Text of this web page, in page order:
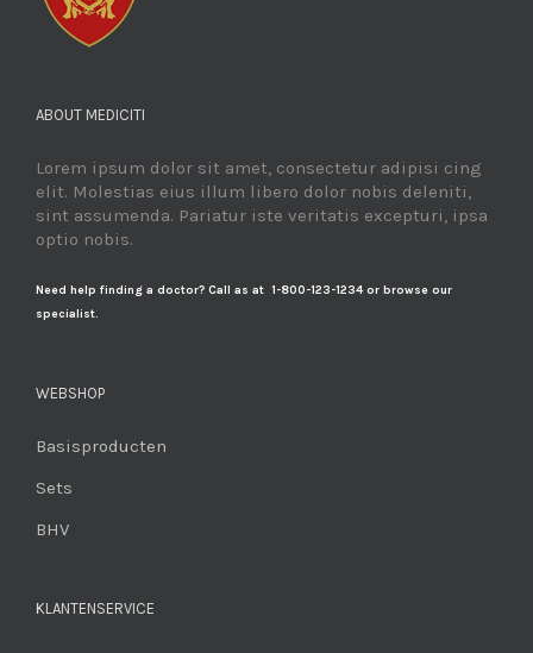
ABOUT MEDICITI
Lorem ipsum dolor sit amet, consectetur adipisi cing
elit. Molestias eius illum libero dolor nobis deleniti,
sint assumenda. Pariatur iste veritatis excepturi, ipsa
optio nobis.
Need help finding a doctor? Call as at 1-800-123-1234 or browse our
specialist.
WEBSHOP
Basisproducten
Sets
BHV
KLANTENSERVICE